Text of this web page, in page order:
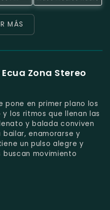
MÁS
Zona Stereo
pone en primer plano los
los ritmos que llenan las
y balada conviven
enamorarse y
un pulso alegre y
buscan movimiento